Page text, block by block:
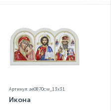
Артикул: ae0870cw_13х31
Икона